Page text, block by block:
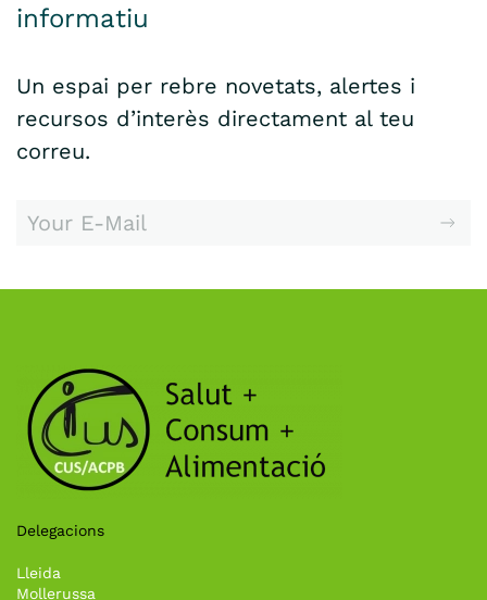
informatiu
Un espai per rebre novetats, alertes i
recursos d’interès directament al teu
correu.
Delegacions
Lleida
Mollerussa